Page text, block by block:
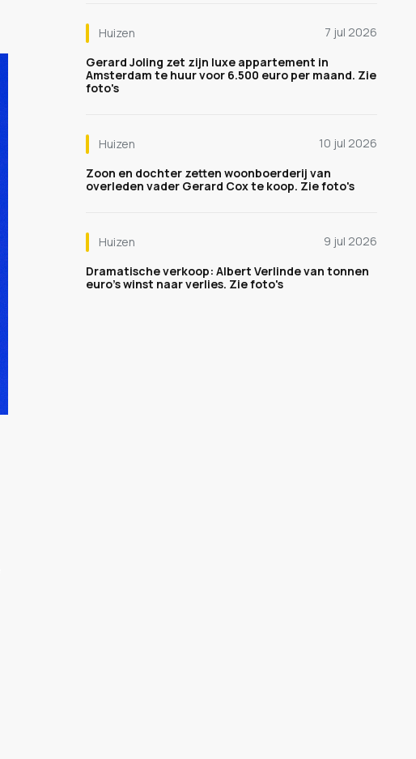
Huizen
7 jul 2026
Gerard Joling zet zijn luxe appartement in
Amsterdam te huur voor 6.500 euro per maand. Zie
foto's
Huizen
10 jul 2026
Zoon en dochter zetten woonboerderij van
overleden vader Gerard Cox te koop. Zie foto's
Huizen
9 jul 2026
Dramatische verkoop: Albert Verlinde van tonnen
euro's winst naar verlies. Zie foto's